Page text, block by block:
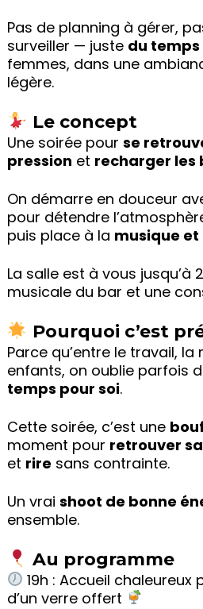
Pas de planning à gérer,
surveiller — juste du temps
femmes, dans une
légère.
Le concept
Une soirée pour se
pression et recharger les
On démarre en douceur
pour détendre
puis place à la musique et
La salle est à vous jusqu’à
musicale du bar et une
Pourquoi c’est
Parce qu’entre le travail, la
enfants, on oublie parfois
temps pour soi.
Cette soirée, c’est une
moment pour retrouver
et rire sans contrainte.
Un vrai shoot de bonne
ensemble.
Au programme
19h : Accueil
d’un verre offert